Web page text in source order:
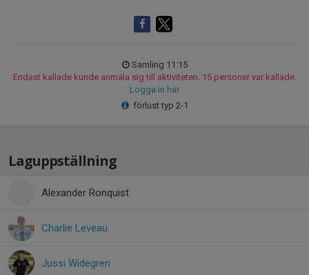
Samling 11:15
Endast kallade kunde anmäla sig till aktiviteten. 15 personer var kallade.
Logga in här
förlust typ 2-1
Laguppställning
Alexander Ronquist
Charlie Leveau
Jussi Widegren